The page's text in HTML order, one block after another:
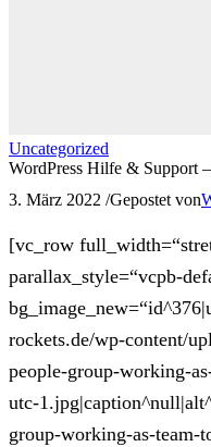
Uncategorized
WordPress Hilfe & Support
3. März 2022 /Gepostet von
[vc_row
parallax_style=“vcpb-
rockets.de/wp-content/
people-group-working-
utc-
group-working-as-team-